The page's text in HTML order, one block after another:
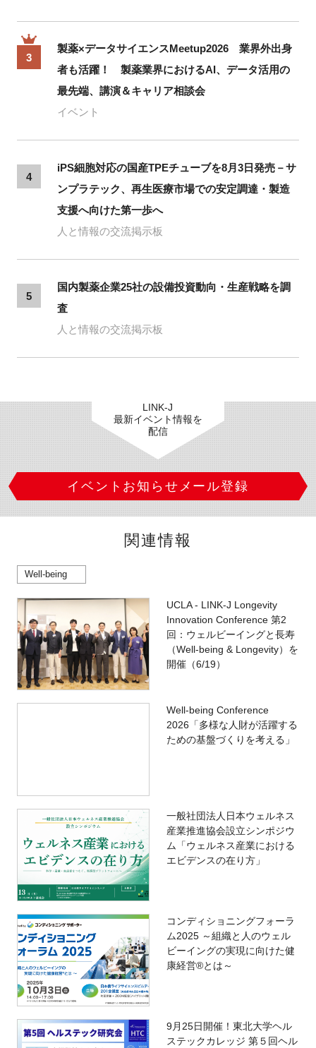
3
製薬×データサイエンスMeetup2026 業界外出身
者も活躍！ 製薬業界におけるAI、データ活用の
最先端、講演＆キャリア相談会
イベント
4
iPS細胞対応の国産TPEチューブを8月3日発売－サ
ンプラテック、再生医療市場での安定調達・製造
支援へ向けた第一歩へ
人と情報の交流掲示板
5
国内製薬企業25社の設備投資動向・生産戦略を調
査
人と情報の交流掲示板
LINK-J
最新イベント情報を
配信
イベントお知らせメール登録
関連情報
Well-being
UCLA - LINK-J Longevity
Innovation Conference 第2
回：ウェルビーイングと長寿
（Well-being & Longevity）を
開催（6/19）
Well-being Conference
2026「多様な人財が活躍する
ための基盤づくりを考える」
一般社団法人日本ウェルネス
産業推進協会設立シンポジウ
ム「ウェルネス産業における
エビデンスの在り方」
コンディショニングフォーラ
ム2025 ～組織と人のウェル
ビーイングの実現に向けた健
康経営®とは～
9月25日開催！東北大学ヘル
ステックカレッジ 第５回ヘル